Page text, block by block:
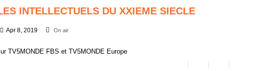
INTELLECTUELS DU XXIEME SIECLE
Apr 8, 2019 On air
TV5MONDE FBS et TV5MONDE Europe